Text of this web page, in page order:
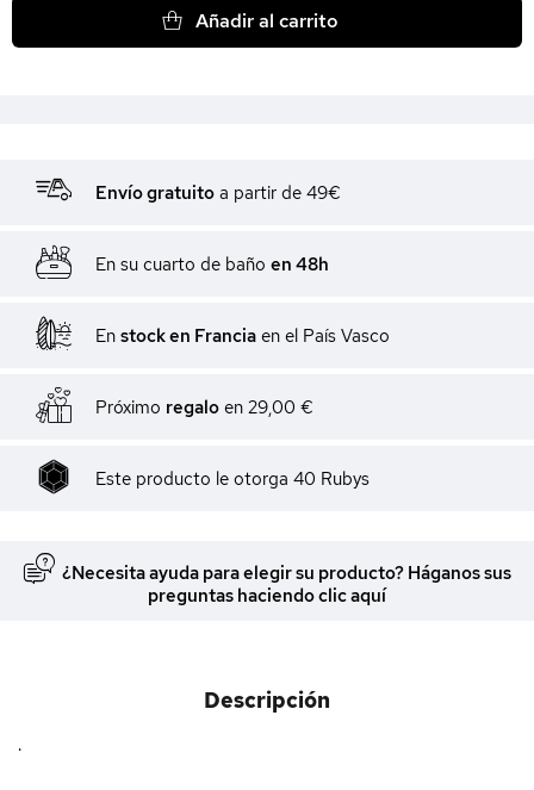
Añadir al carrito
Envío gratuito a partir de 49€
En su cuarto de baño en 48h
En stock en Francia en el País Vasco
Próximo regalo en 29,00 €
Este producto le otorga 40 Rubys
¿Necesita ayuda para elegir su producto? Háganos sus
preguntas haciendo clic aquí
Descripción
.